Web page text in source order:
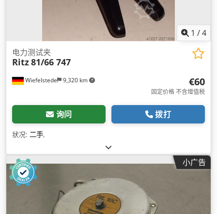
1 /4
Wiefelstede 9,320 km
电力测试夹
Ritz81/66 747
€60
固定价格 不含增值税
询问 拨打
状况: 二手,
小广告